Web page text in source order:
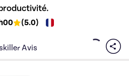
(5.0)
Avis